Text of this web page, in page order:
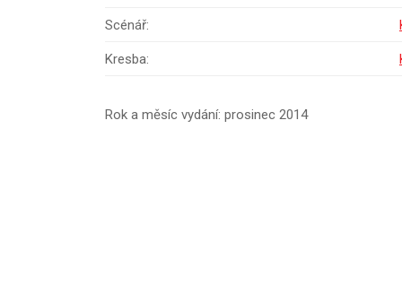
Scénář:
Kresba:
Rok a měsíc vydání: prosinec 2014